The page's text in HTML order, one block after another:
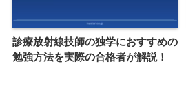
診療放射線技師の独学におすすめの
勉強方法を実際の合格者が解説！